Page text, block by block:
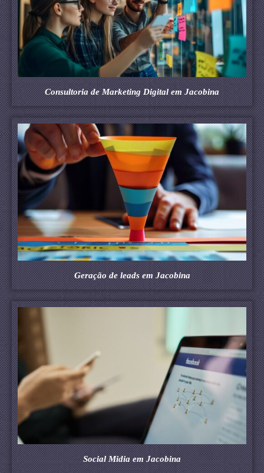
Consultoria de Marketing Digital em Jacobina
Geração de leads em Jacobina
Social Midia em Jacobina